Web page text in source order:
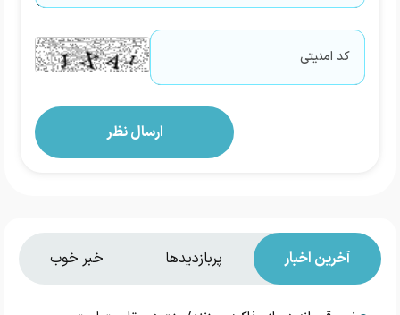
آخرین اخبار پربازدیدها خبر خوب